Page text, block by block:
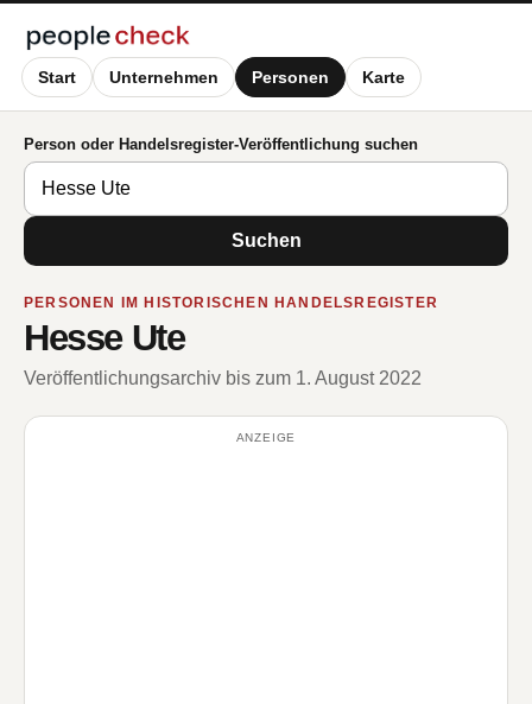
Start Unternehmen Personen Karte
Person oder Handelsregister-Veröffentlichung suchen
Suchen
PERSONEN IM HISTORISCHEN HANDELSREGISTER
Hesse Ute
Veröffentlichungsarchiv bis zum 1. August 2022
ANZEIGE